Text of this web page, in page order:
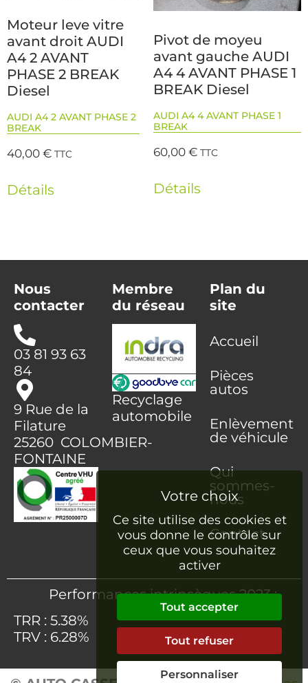
Moteur leve vitre
avant droit AUDI
A4 2 AVANT
PHASE 2 BREAK
Diesel
AUDI A4 2 AVANT PHASE 2
BREAK
40,00€ TTC
Détails
Pivot de moyeu
avant gauche AUDI
A4 4 AVANT PHASE 1
BREAK Diesel
AUDI A4 4 AVANT PHASE 1
BREAK
60,00€ TTC
Détails
Nous
contacter
03 81 93 63
84
9 Rue de la
Filature
25260 COLOMBIER-
FONTAINE
Membre
du réseau
Recyclage
automobile
Plan du
site
Accueil
Pièces
autos
Enlèvement
de véhicule
Qui
sommes-
nous
Contact
Performances intrinsèques 2023 :
TRR : 5.38%
TRV : 6.28%
Ce site utilise des cookies et
vous donne le contrôle sur
ceux que vous souhaitez
activer
Tout accepter
Tout refuser
Personnaliser